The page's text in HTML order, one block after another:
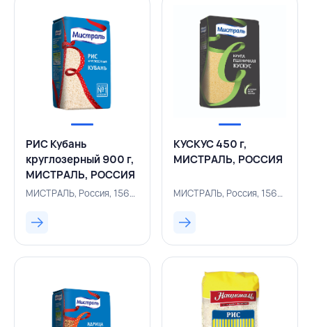
РИС Кубань
круглозерный 900 г,
МИСТРАЛЬ, РОССИЯ
МИСТРАЛЬ, Россия, 156200300
КУСКУС 450 г,
МИСТРАЛЬ, РОССИЯ
МИСТРАЛЬ, Россия, 156200197